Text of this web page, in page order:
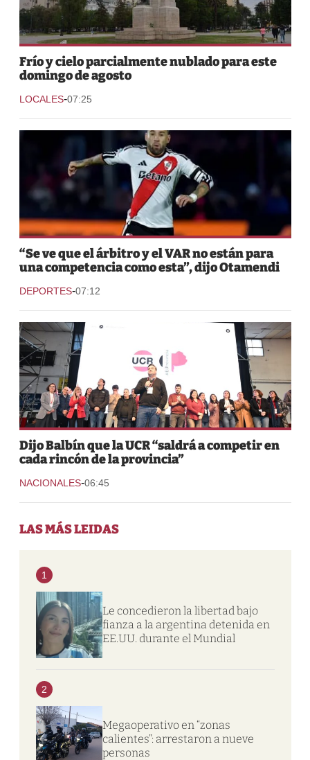
Frío y cielo parcialmente nublado para este
domingo de agosto
LOCALES-07:25
“Se ve que el árbitro y el VAR no están para
una competencia como esta”, dijo Otamendi
DEPORTES-07:12
Dijo Balbín que la UCR “saldrá a competir en
cada rincón de la provincia”
NACIONALES-06:45
LAS MÁS LEIDAS
1
Le concedieron la libertad bajo
fianza a la argentina detenida en
EE.UU. durante el Mundial
2
Megaoperativo en “zonas
calientes”: arrestaron a nueve
personas